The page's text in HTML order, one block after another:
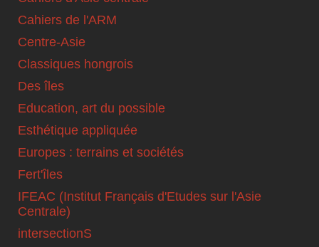
Cahiers de l'ARM
Centre-Asie
Classiques hongrois
Des îles
Education, art du possible
Esthétique appliquée
Europes : terrains et sociétés
Fert'îles
IFEAC (Institut Français d'Etudes sur l'Asie
Centrale)
intersectionS